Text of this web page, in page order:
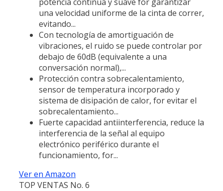
una velocidad uniforme de la cinta de correr,
evitando...
Con tecnología de amortiguación de
vibraciones, el ruido se puede controlar por
debajo de 60dB (equivalente a una
conversación normal),...
Protección contra sobrecalentamiento,
sensor de temperatura incorporado y
sistema de disipación de calor, for evitar el
sobrecalentamiento...
Fuerte capacidad antiinterferencia, reduce la
interferencia de la señal al equipo
electrónico periférico durante el
funcionamiento, for...
Ver en Amazon
TOP VENTAS No. 6